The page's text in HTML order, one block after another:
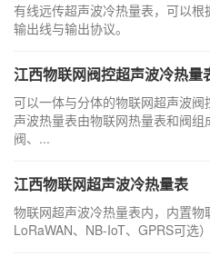
有线远传超声波冷热量表，可以
输出线与输出协议。
江西物联网阀控超声波冷热量
可以一体与分体的物联网超声波
声波热量表由物联网热量表和阀
阀、...
江西物联网超声波冷热量表
物联网超声波冷热量表内，内置物
LoRaWAN、NB-IoT、GPRS可选